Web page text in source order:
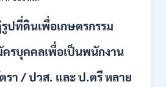
ปที่ดินเพื่อเกษตรกรรม
รบุคคลเพื่อเป็นพนักงาน
รา / ปวส. และ ป.ตรี หลาย